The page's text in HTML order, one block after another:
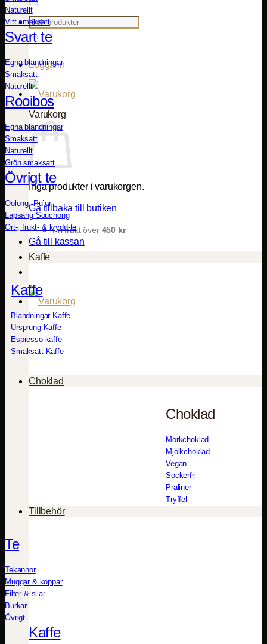
Sök
efter:
Logga in
Varukorg
Inga produkter i varukorgen.
Gå tillbaka till butiken
Fri frakt över 450 kr
Gå till kassan
Naturellt
Vitt smaksatt
Svart te
Egna blandningar
Smaksatt
Naturellt
Rooibos
Egna blandningar
Smaksatt
Naturellt
Grön smaksatt
Övrigt te
Oolong, Pu`er
Lapsang Souchong
Ört-, frukt- & krydd-te
Kaffe
Kaffe
Blandningar Kaffe
Ursprung Kaffe
Espresso kaffe
Smaksatt Kaffe
Choklad
Choklad
Mörkchoklad
Mjölkchoklad
Vegan
Sockerfri
Praliner
Tryffel
Tillbehör
Te
Tekannor
Muggar & koppar
Filter & silar
Burkar
Övrigt
Kaffe